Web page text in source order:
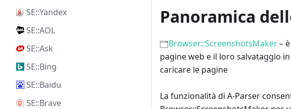
SE::Yandex
SE::AOL
SE::Ask
SE::Bing
SE::Baidu
SE::Brave
Panoramica
Browser::ScreenshotsMaker–
pagine web e il loro salvataggio
caricare le pagine
La funzionalità di A-Parser